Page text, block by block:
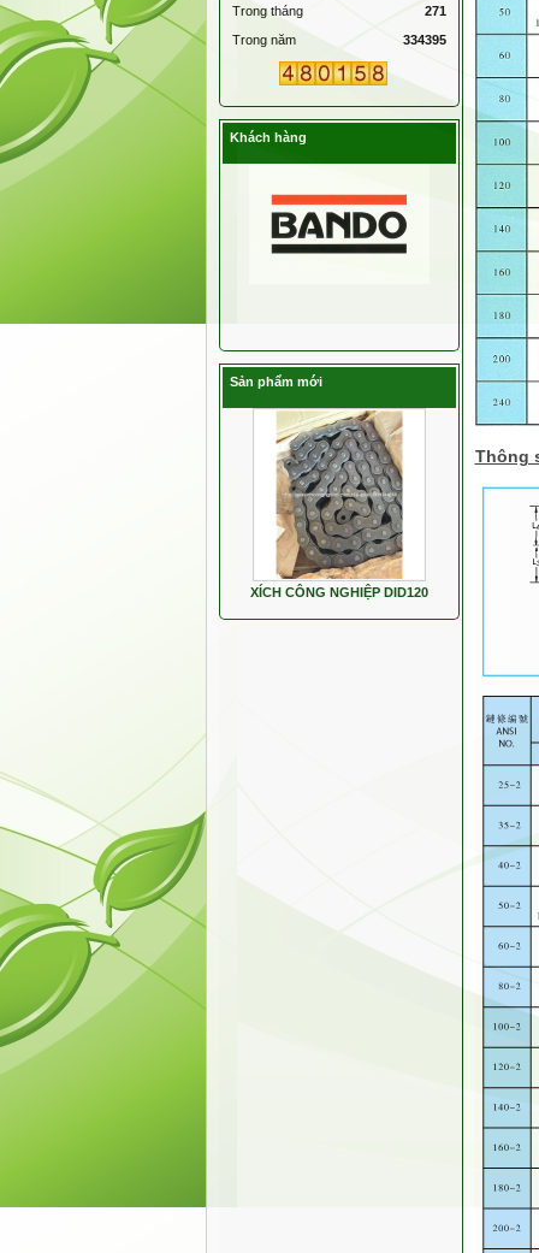
Thông
Trong tháng
271
Trong năm
334395
Khách hàng
Sản phẩm mới
XÍCH CÔNG NGHIỆP DID120